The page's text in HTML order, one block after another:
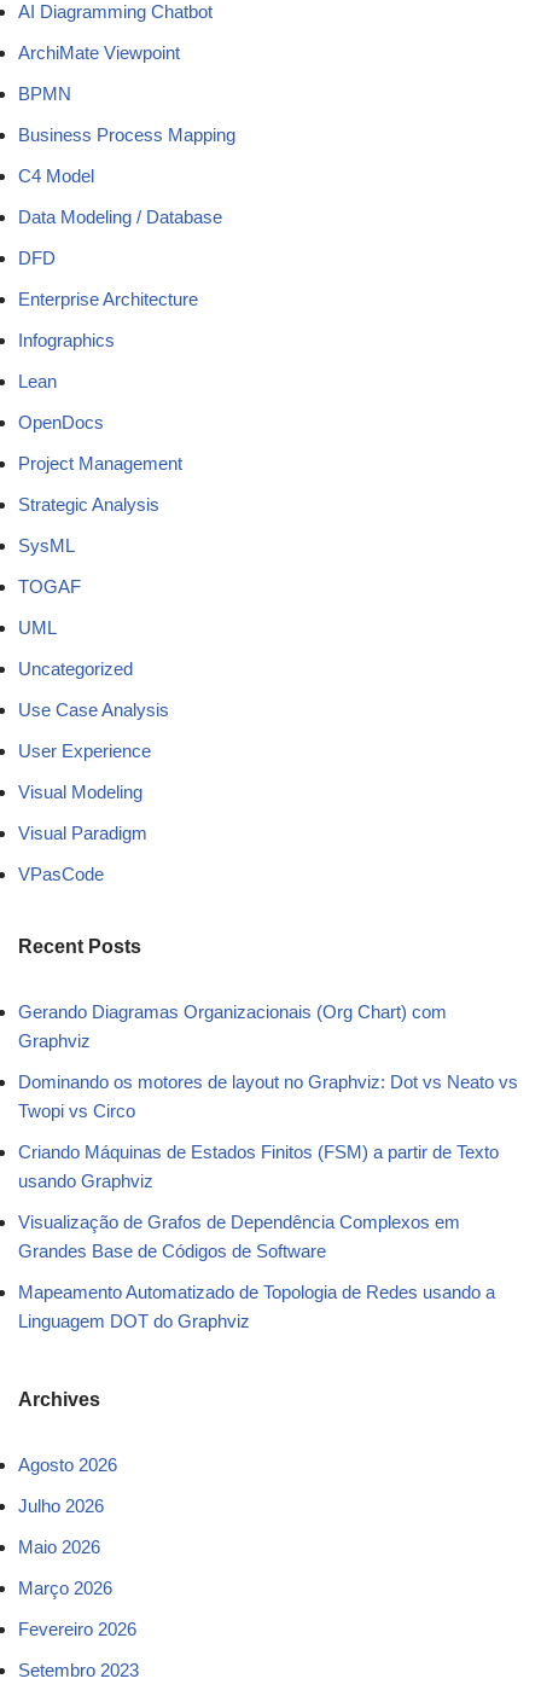
AI Diagramming Chatbot
ArchiMate Viewpoint
BPMN
Business Process Mapping
C4 Model
Data Modeling / Database
DFD
Enterprise Architecture
Infographics
Lean
OpenDocs
Project Management
Strategic Analysis
SysML
TOGAF
UML
Uncategorized
Use Case Analysis
User Experience
Visual Modeling
Visual Paradigm
VPasCode
Recent Posts
Gerando Diagramas Organizacionais (Org Chart) com
Graphviz
Dominando os motores de layout no Graphviz: Dot vs Neato vs
Twopi vs Circo
Criando Máquinas de Estados Finitos (FSM) a partir de Texto
usando Graphviz
Visualização de Grafos de Dependência Complexos em
Grandes Base de Códigos de Software
Mapeamento Automatizado de Topologia de Redes usando a
Linguagem DOT do Graphviz
Archives
Agosto 2026
Julho 2026
Maio 2026
Março 2026
Fevereiro 2026
Setembro 2023